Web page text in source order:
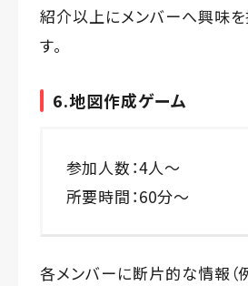
紹介以上にメンバーへ興味を
す。
6.地図作成ゲーム
参加人数：4人〜
所要時間：60分〜
各メンバーに断片的な情報（